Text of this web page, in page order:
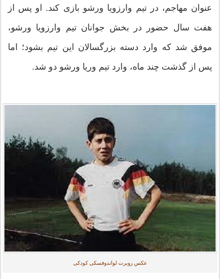
عنوان مهاجم، در تیم وارزویا ورشو بازی کند. او پس از
هفت سال حضور در بخش جوانان تیم وارزویا ورشو،
موفق شد که وارد دسته بزرگسالان این تیم بشود؛ اما
پس از گذشت چند ماه، وارد تیم وریا ورشو دو شد.
عکس روبرت لواندوفسکی کودکی